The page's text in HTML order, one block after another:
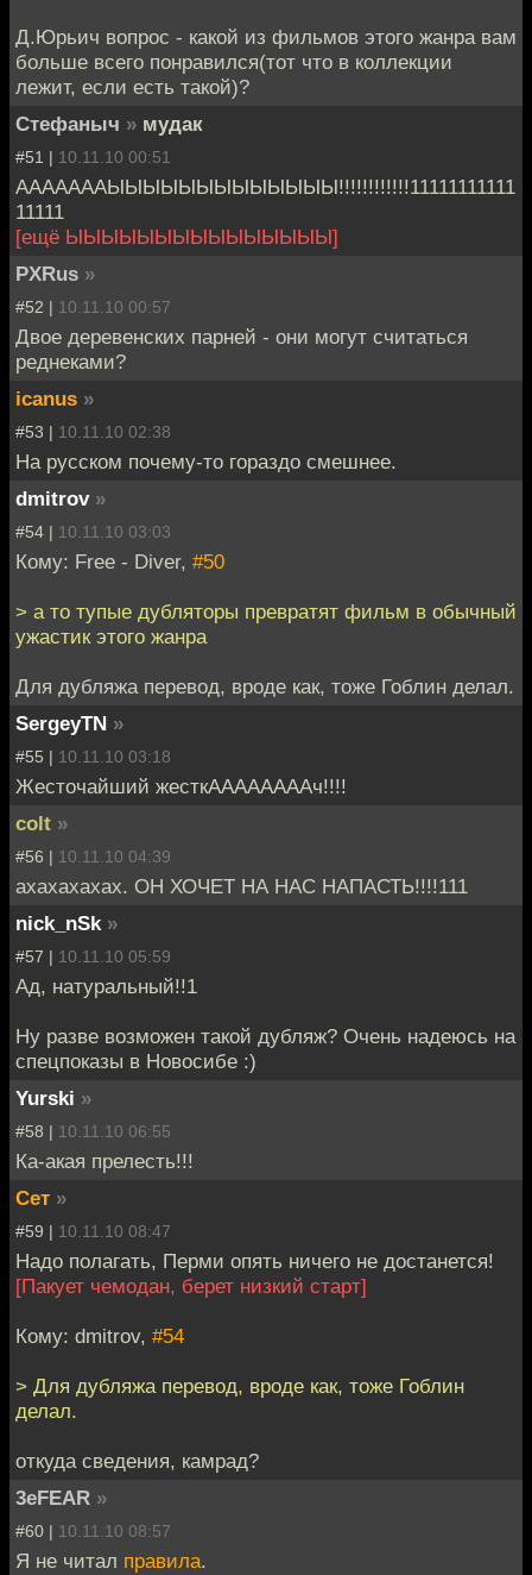
Д.Юрьич вопрос - какой из фильмов этого жанра вам
больше всего понравился(тот что в коллекции
лежит, если есть такой)?
Стефаныч » мудак
#51 | 10.11.10 00:51
АААААААЫЫЫЫЫЫЫЫЫЫЫЫЫ!!!!!!!!!!!!11111111111
11111
[ещё ЫЫЫЫЫЫЫЫЫЫЫЫЫЫЫ]
PXRus »
#52 | 10.11.10 00:57
Двое деревенских парней - они могут считаться
реднеками?
icanus »
#53 | 10.11.10 02:38
На русском почему-то гораздо смешнее.
dmitrov »
#54 | 10.11.10 03:03
Кому: Free - Diver, #50
> а то тупые дубляторы превратят фильм в обычный
ужастик этого жанра
Для дубляжа перевод, вроде как, тоже Гоблин делал.
SergeyTN »
#55 | 10.11.10 03:18
Жесточайший жесткААААААААч!!!!
colt »
#56 | 10.11.10 04:39
ахахахахах. ОН ХОЧЕТ НА НАС НАПАСТЬ!!!!111
nick_nSk »
#57 | 10.11.10 05:59
Ад, натуральный!!1
Ну разве возможен такой дубляж? Очень надеюсь на
спецпоказы в Новосибе :)
Yurski »
#58 | 10.11.10 06:55
Ка-акая прелесть!!!
Сет »
#59 | 10.11.10 08:47
Надо полагать, Перми опять ничего не достанется!
[Пакует чемодан, берет низкий старт]
Кому: dmitrov, #54
> Для дубляжа перевод, вроде как, тоже Гоблин
делал.
откуда сведения, камрад?
3eFEAR »
#60 | 10.11.10 08:57
Я не читал правила.